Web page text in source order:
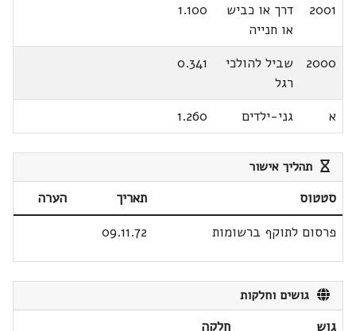
2001
דרך או כביש
או חנייה
1.100
2000
שביל להולכי
רגל
0.341
א גני-ילדים 1.260
תהליך אישור
סטטוס תאריך
הערה
פרסום לתוקף ברשומות
09.11.72
גושים וחלקות
גוש
חלקה